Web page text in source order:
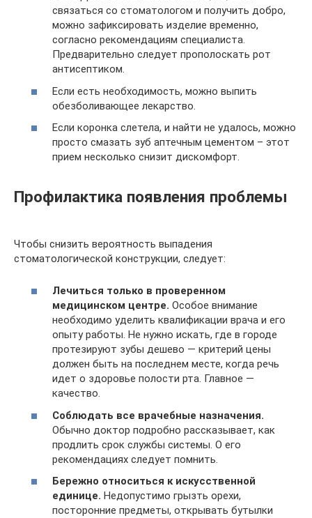
связаться со стоматологом и получить добро,
можно зафиксировать изделие временно,
согласно рекомендациям специалиста.
Предварительно следует прополоскать рот
антисептиком.
Если есть необходимость, можно выпить
обезболивающее лекарство.
Если коронка слетела, и найти не удалось, можно
просто смазать зуб аптечным цементом – этот
прием несколько снизит дискомфорт.
Профилактика появления проблемы
Чтобы снизить вероятность выпадения
стоматологической конструкции, следует:
Лечиться только в проверенном
медицинском центре. Особое внимание
необходимо уделить квалификации врача и его
опыту работы. Не нужно искать, где в городе
протезируют зубы дешево — критерий цены
должен быть на последнем месте, когда речь
идет о здоровье полости рта. Главное —
качество.
Соблюдать все врачебные назначения.
Обычно доктор подробно рассказывает, как
продлить срок службы системы. О его
рекомендациях следует помнить.
Бережно относиться к искусственной
единице. Недопустимо грызть орехи,
посторонние предметы, открывать бутылки